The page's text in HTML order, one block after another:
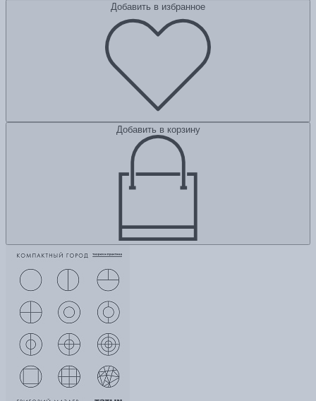
Добавить в избранное
Добавить в корзину